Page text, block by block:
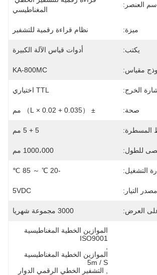
العنصر:
المغناطيسي
ميزة: نظام قراءة رقمية للتشفير
يكتب: أدوات قياس الآلة الكبيرة
مقياس: KA-800MC
الخرج: TTL اختياري
صحة: ± （0.035 + 0.02 × L） مم
المسطرة: 5 + 5 مم
للطول: 1000،000 مم
التشغيل: -20 ℃ ～ 85 ℃
مصدر التيار: 5VDC
العرض: 3000 مجموعة شهريا
ISO9001
5m / S
التشفير الخطي الرقمي الدوار